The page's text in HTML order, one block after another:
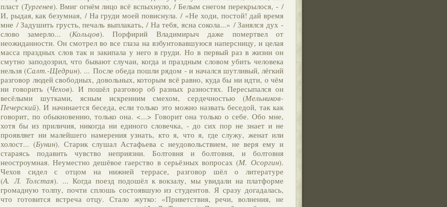
пласт (Тургенев). Вмиг огнём лицо всё вспыхнуло, / Белым снегом перекрылося, - /
И, рыдая, как безумная, / На груди моей повиснула. / «Не ходи, постой! дай время
мне / Задушить грусть, печаль выплакать, / На тебя, ясна сокола...» / Занялся дух -
слово замерло... (Кольцов). Порфирий Владимирыч даже помертвел от
неожиданности. Он смотрел во все глаза на взбунтовавшуюся наперсницу, и целая
масса праздных слов так и закипала у него в груди. Но в первый раз в жизни он
смутно заподозрил, что бывают случаи, когда и праздным словом убить человека
нельзя (Салт.-Щедрин). ... После обеда пошли рядом - и начался шутливый, лёгкий
разговор людей свободных, довольных, которым всё равно, куда бы ни идти, о чём
ни говорить (Чехов). И пошёл разговор об разных разностях. Пересыпался он
весёлыми шутками, ясным искренним смехом, сердечностью (Мельников-
Печерский). И начинается беседа, если только это можно назвать беседой, так как
говорит, по обыкновению, только она. <...> Говорит она только о себе. Обо мне,
хотя бы из приличия, никогда ни единого словечка, - до сих пор не знает и не
проявляет ни малейшего намерения узнать, кто я, что я, где служу, женат или
холост... (Бунин). Старик слушал Астафьева с неудовольствием, не веря ему и
стараясь подавить чувство неприязни. Болтовня и болтовня, и болтовня
неостроумная. Неуместно дешёвое гаерство в серьёзных вопросах (М. Осоргин).
Чехов сидел с отцом на нижней террасе, разговор шёл о литературе
(А. Л. Толстая). ... Когда поезд подошёл к вокзалу, мы увидали на платформе
громадную толпу, почти сплошь состоявшую из студентов. Я сразу догадалась,
что готовится встреча отцу. Стало жутко: «Приветствия, речи, волнения, не